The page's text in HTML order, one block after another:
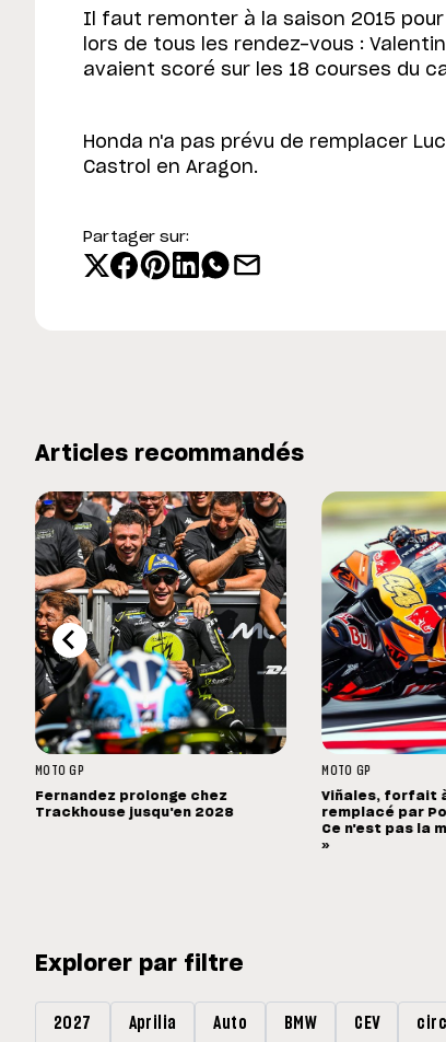
Il faut remonter à la saison 2015
lors de tous les rendez-vous :
avaient scoré sur les 18 courses du
Honda n'a pas prévu de remplacer
Castrol en Aragon.
Partager sur:
Articles recommandés
MOTO GP
Fernandez prolonge chez
Trackhouse jusqu'en 2028
MOTO GP
Viñales, forfait
remplacé par
Ce n'est pas la
»
Explorer par filtre
2027 Aprilia Auto BMW CEV